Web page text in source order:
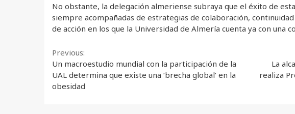
No obstante, la delegación almeriense subraya que el éxito de
siempre acompañadas de estrategias de colaboración,
de acción en los que la Universidad de Almería cuenta ya con una
Continue
Reading
Previous:
Un macroestudio mundial con la participación de la
UAL determina que existe una ‘brecha global’ en la
obesidad
La
realiza